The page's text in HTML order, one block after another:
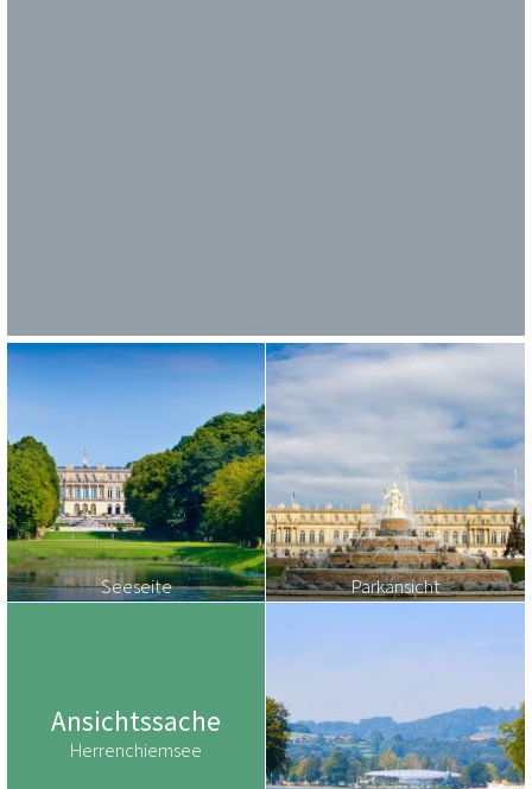
Seeseite Parkansicht
Ansichtssache
Herrenchiemsee